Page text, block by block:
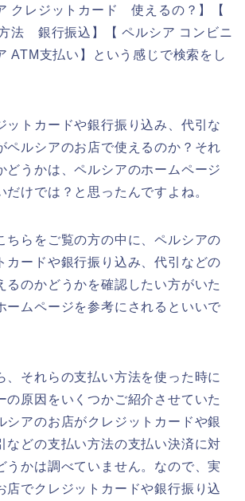
クレジットカード 使えるの？】【
法 銀行振込】【 ペルシア コンビニ
ATM支払い】という感じで検索をし
ットカードや銀行振り込み、代引な
ペルシアのお店で使えるのか？それ
どうかは、ペルシアのホームページ
だけでは？と思ったんですよね。
ちらをご覧の方の中に、ペルシアの
カードや銀行振り込み、代引などの
るのかどうかを確認したい方がいた
ームページを参考にされるといいで
、それらの支払い方法を使った時に
の原因をいくつかご紹介させていた
シアのお店がクレジットカードや銀
などの支払い方法の支払い決済に対
うかは調べていません。なので、実
店でクレジットカードや銀行振り込